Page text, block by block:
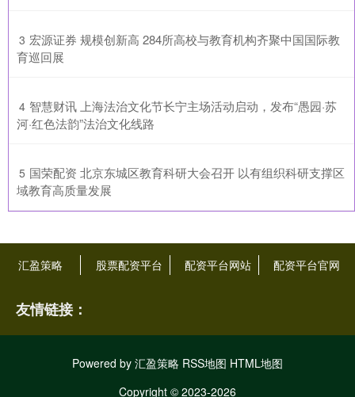
3 ​宏源证券 规模创新高 284所高校与教育机构齐聚中国国际教
育巡回展
4 ​智慧财讯 上海法治文化节长宁主场活动启动，发布“愚园·苏
河·红色法韵”法治文化线路
5 ​国荣配资 北京东城区教育科研大会召开 以有组织科研支撑区
域教育高质量发展
汇盈策略 股票配资平台 配资平台网站 配资平台官网
友情链接：
Powered by 汇盈策略 RSS地图 HTML地图
Copyright © 2023-2026